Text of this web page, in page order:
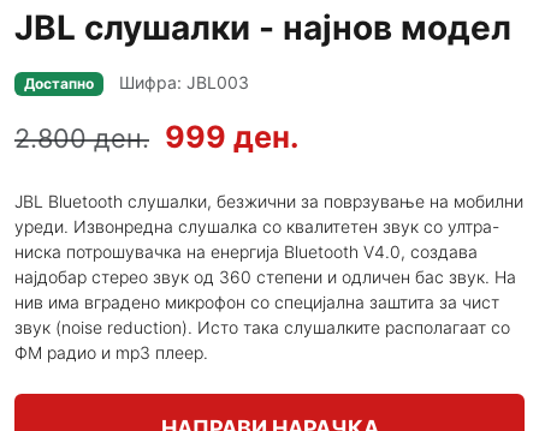
JBL слушалки - најнов модел
Достапно Шифра: JBL003
2.800 ден. 999 ден.
JBL Bluetooth слушалки, безжични за поврзување на мобилни
уреди. Извонредна слушалка со квалитетен звук со ултра-
ниска потрошувачка на енергија Bluetooth V4.0, создава
најдобар стерео звук од 360 степени и одличен бас звук. На
нив има вградено микрофон со специјална заштита за чист
звук (noise reduction). Исто така слушалките располагаат со
ФМ радио и mp3 плеер.